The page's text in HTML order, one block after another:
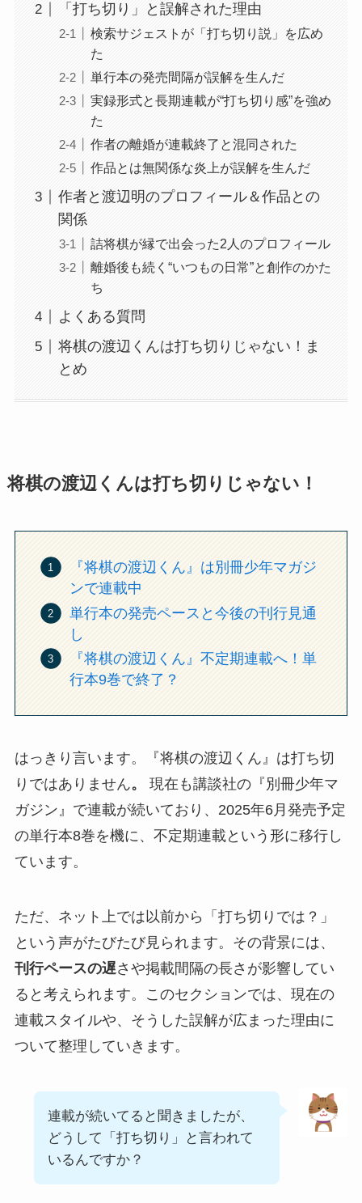
「打ち切り」と誤解された理由
検索サジェストが「打ち切り説」を広め
た
単行本の発売間隔が誤解を生んだ
実録形式と長期連載が“打ち切り感”を強め
た
作者の離婚が連載終了と混同された
作品とは無関係な炎上が誤解を生んだ
作者と渡辺明のプロフィール＆作品との
関係
詰将棋が縁で出会った2人のプロフィール
離婚後も続く“いつもの日常”と創作のかた
ち
よくある質問
将棋の渡辺くんは打ち切りじゃない！ま
とめ
将棋の渡辺くんは打ち切りじゃない！
『将棋の渡辺くん』は別冊少年マガジ
ンで連載中
単行本の発売ペースと今後の刊行見通
し
『将棋の渡辺くん』不定期連載へ！単
行本9巻で終了？
はっきり言います。『将棋の渡辺くん』は打ち切
りではありません。
現在も講談社の『別冊少年マ
ガジン』で連載が続いており、2025年6月発売予定
の単行本8巻を機に、不定期連載という形に移行し
ています。
ただ、ネット上では以前から「打ち切りでは？」
という声がたびたび見られます。その背景には、
刊行ペースの遅さや掲載間隔の長さが影響してい
ると考えられます。このセクションでは、現在の
連載スタイルや、そうした誤解が広まった理由に
ついて整理していきます。
連載が続いてると聞きましたが、
どうして「打ち切り」と言われて
いるんですか？